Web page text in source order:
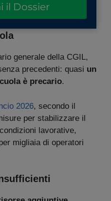
il Dossier
generale della CGIL,
precedenti: quasi un
è precario.
2026, secondo il
per stabilizzare il
lavorative,
migliaia di operatori